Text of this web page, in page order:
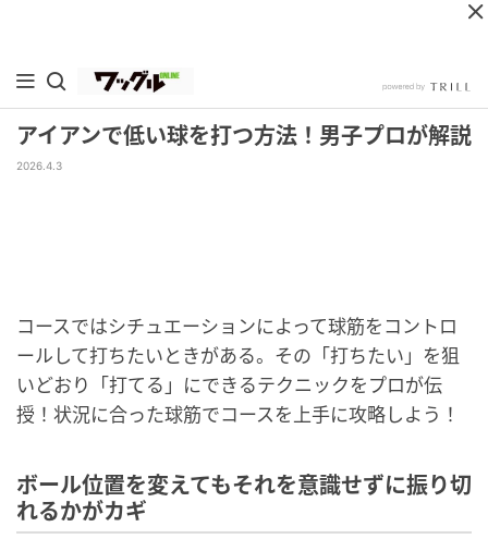
アイアンで低い球を打つ方法！男子プロが解説
2026.4.3
コースではシチュエーションによって球筋をコントロ
ールして打ちたいときがある。その「打ちたい」を狙
いどおり「打てる」にできるテクニックをプロが伝
授！状況に合った球筋でコースを上手に攻略しよう！
ボール位置を変えてもそれを意識せずに振り切
れるかがカギ